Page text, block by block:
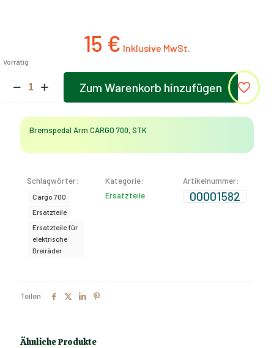
15 €
Vorrätig
Arm
(Cargo
Menge
Zum Warenkorb hinzufügen
Alternative:
Bremspedal Arm CARGO 700, STK
Schlagwörter:
Cargo 700
Ersatzteile
Ersatzteile für
elektrische
Dreiräder
Kategorie:
Ersatzteile
Artikelnummer:
00001582
Teilen
Ähnliche Produkte